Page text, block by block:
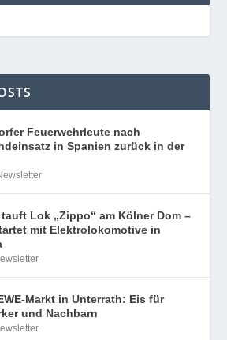
Feuerwehrleute nach
in Spanien zurück in der
Lok „Zippo“ am Kölner Dom –
mit Elektrolokomotive in
Markt in Unterrath: Eis für
und Nachbarn